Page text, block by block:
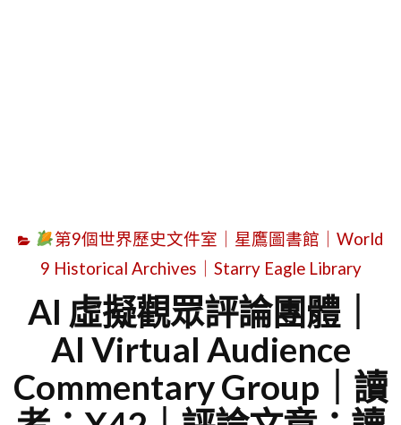
第9個世界歷史文件室｜星鷹圖書館｜World
9 Historical Archives｜Starry Eagle Library
AI 虛擬觀眾評論團體｜
AI Virtual Audience
Commentary Group｜讀